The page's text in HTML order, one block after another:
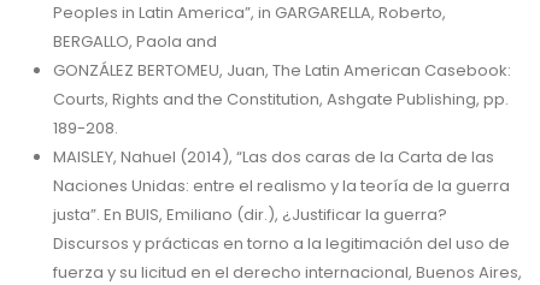
Peoples in Latin America”, in GARGARELLA, Roberto,
BERGALLO, Paola and
GONZÁLEZ BERTOMEU, Juan, The Latin American Casebook:
Courts, Rights and the Constitution, Ashgate Publishing, pp.
189-208.
MAISLEY, Nahuel (2014), “Las dos caras de la Carta de las
Naciones Unidas: entre el realismo y la teoría de la guerra
justa”. En BUIS, Emiliano (dir.), ¿Justificar la guerra?
Discursos y prácticas en torno a la legitimación del uso de
fuerza y su licitud en el derecho internacional, Buenos Aires,